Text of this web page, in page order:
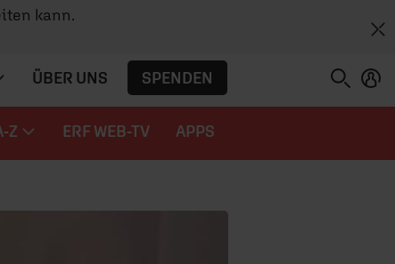
kann.
ÜBER UNS SPENDEN
Z ERF WEB-TV APPS